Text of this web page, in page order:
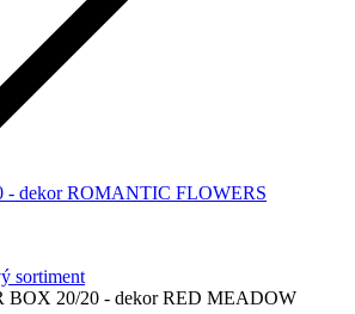
- dekor ROMANTIC FLOWERS
sortiment
BOX 20/20 - dekor RED MEADOW